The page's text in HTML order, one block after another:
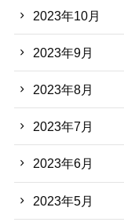
2023年10月
2023年9月
2023年8月
2023年7月
2023年6月
2023年5月